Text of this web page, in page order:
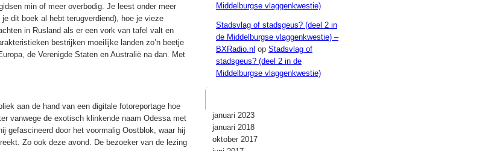
min of meer overbodig. Je leest onder meer
dit boek al hebt terugverdiend), hoe je vieze
in Rusland als er een vork van tafel valt en
bestrijken moeilijke landen zo’n beetje
de Verenigde Staten en Australië na dan. Met
aan de hand van een digitale fotoreportage hoe
vanwege de exotisch klinkende naam Odessa met
gefascineerd door het voormalig Oostblok, waar hij
Zo ook deze avond. De bezoeker van de lezing
Middelburgse vlaggenkwestie)
Stadsvlag of stadsgeus? (deel 2 in
de Middelburgse vlaggenkwestie) –
BXRadio.nl op Stadsvlag of
stadsgeus? (deel 2 in de
Middelburgse vlaggenkwestie)
januari 2023
januari 2018
oktober 2017